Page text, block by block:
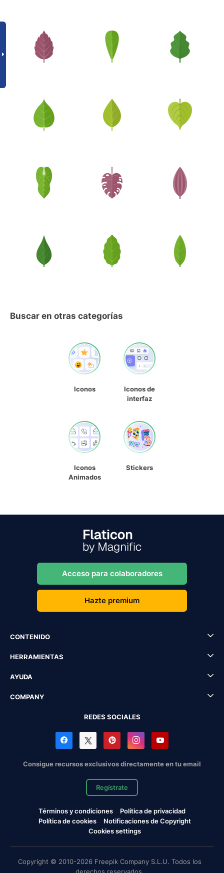
Buscar en otras categorías
Iconos
Iconos de
interfaz
Iconos
Animados
Stickers
Acceso para colaboradores
Hazte premium
CONTENIDO
HERRAMIENTAS
AYUDA
COMPANY
REDES SOCIALES
Consigue recursos exclusivos directamente en tu email
Regístrate
Términos y condiciones
Política de privacidad
Política de cookies
Notificaciones de Copyright
Cookies settings
Copyright © 2010-2026 Freepik Company S.L.U. Todos los